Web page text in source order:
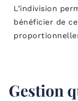
L’indivision
bénéficier de
Gestion